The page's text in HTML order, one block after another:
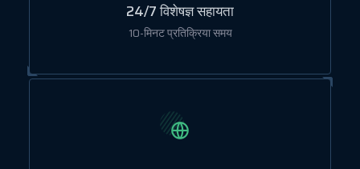
24/7 विशेषज्ञ सहायता
10-मिनट प्रतिक्रिया समय